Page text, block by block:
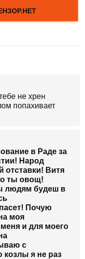
не хрен
попахивает
в Раде за
Народ
отставки! Витя
ты овощ!
людям будеш в
Почую
моя
и для моего
с
козлы я не раз